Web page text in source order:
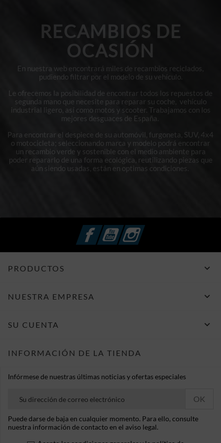
RECAMBIOS DE
OCASIÓN
En nuestra web encontrará miles de recambios reciclados,
pudiendo filtrar por el modelo de su vehículo.
Le ofrecemos la posibilidad de encontrar todos los repuestos de
segunda mano que necesite para reparar su coche, vehículo
industrial ligero, así como motos y scooter. Trabajamos con los
mejores desguaces de España.
Para encontrar el despiece de su automóvil, furgoneta, SUV, 4x4
o motocicleta; seleccionando marca y modelo podrá encontrar
un recambio verde y sostenible con el medio ambiente para
poder repararlo de una forma ecológica, reutilizando piezas que
aún siendo usadas, están en optimas condiciones.
FacebookYouTubeInstagram
PRODUCTOS 
NUESTRA EMPRESA 
SU CUENTA 
INFORMACIÓN DE LA TIENDA
Infórmese de nuestras últimas noticias y ofertas especiales
Puede darse de baja en cualquier momento. Para ello, consulte
nuestra información de contacto en el aviso legal.